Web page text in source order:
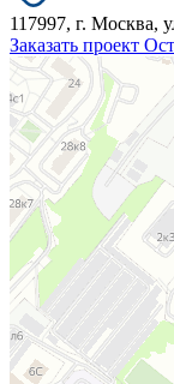
117997, г. Москва,
Заказать проект